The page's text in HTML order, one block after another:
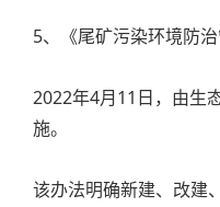
5、《尾矿污染环境防治
2022年4月11日，由生
施。
该办法明确新建、改建